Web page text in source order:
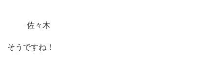
佐々木
そうですね！